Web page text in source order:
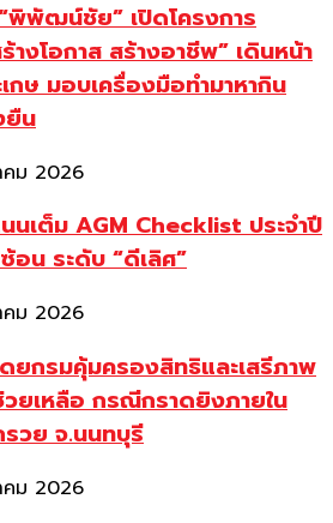
พิพัฒน์ชัย” เปิดโครงการ
างโอกาส สร้างอาชีพ” เดินหน้า
ษ มอบเครื่องมือทำมาหากิน
ยืน
ม 2026
นเต็ม AGM Checklist ประจำปี
น ระดับ “ดีเลิศ”
ม 2026
ยกรมคุ้มครองสิทธิและเสรีภาพ
ยเหลือ กรณีกราดยิงภายใน
วย จ.นนทบุรี
ม 2026